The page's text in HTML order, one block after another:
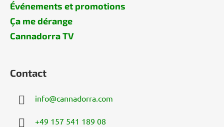
Événements et promotions
Ça me dérange
Cannadorra TV
Contact
info@cannadorra.com
+49 157 541 189 08